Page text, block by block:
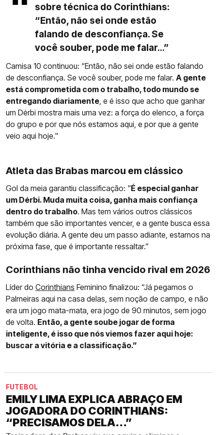
sobre técnica do Corinthians:
“Então, não sei onde estão
falando de desconfiança. Se
você souber, pode me falar...”
Camisa 10 continuou: “Então, não sei onde estão falando
de desconfiança. Se você souber, pode me falar. A gente
está comprometida com o trabalho, todo mundo se
entregando diariamente, e é isso que acho que ganhar
um Dérbi mostra mais uma vez: a força do elenco, a força
do grupo e por que nós estamos aqui, e por que a gente
veio aqui hoje."
Atleta das Brabas marcou em clássico
Gol da meia garantiu classificação: "É especial ganhar
um Dérbi. Muda muita coisa, ganha mais confiança
dentro do trabalho. Mas tem vários outros clássicos
também que são importantes vencer, e a gente busca essa
evolução diária. A gente deu um passo adiante, estamos na
próxima fase, que é importante ressaltar.”
Corinthians não tinha vencido rival em 2026
Líder do Corinthians Feminino finalizou: “Já pegamos o
Palmeiras aqui na casa delas, sem noção de campo, e não
era um jogo mata-mata, era jogo de 90 minutos, sem jogo
de volta. Então, a gente soube jogar de forma
inteligente, é isso que nós viemos fazer aqui hoje:
buscar a vitória e a classificação.”
FUTEBOL
EMILY LIMA EXPLICA ABRAÇO EM
JOGADORA DO CORINTHIANS:
“PRECISAMOS DELA...”